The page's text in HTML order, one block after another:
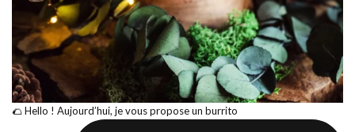
🌮 Hello ! Aujourd’hui, je vous propose un burrito